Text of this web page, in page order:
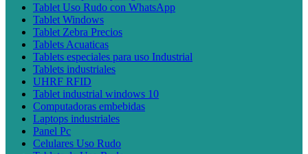
Tablet Uso Rudo con WhatsApp
Tablet Windows
Tablet Zebra Precios
Tablets Acuaticas
Tablets especiales para uso Industrial
Tablets industriales
UHRF RFID
Tablet industrial windows 10
Computadoras embebidas
Laptops industriales
Panel Pc
Celulares Uso Rudo